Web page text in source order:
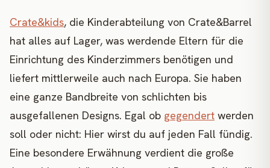
Crate&kids, die Kinderabteilung von Crate&Barrel
hat alles auf Lager, was werdende Eltern für die
Einrichtung des Kinderzimmers benötigen und
liefert mittlerweile auch nach Europa. Sie haben
eine ganze Bandbreite von schlichten bis
ausgefallenen Designs. Egal ob gegendert werden
soll oder nicht: Hier wirst du auf jeden Fall fündig.
Eine besondere Erwähnung verdient die große